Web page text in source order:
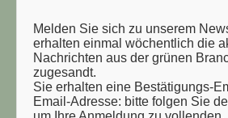
Melden Sie sich zu unserem
erhalten einmal wöchentlich die
Nachrichten aus der grünen
zugesandt.
Sie erhalten eine Bestätigungs-
Email-Adresse: bitte folgen Sie